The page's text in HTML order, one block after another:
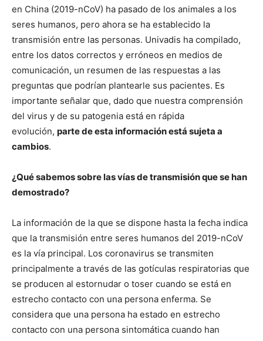
en China (2019-nCoV) ha pasado de los animales a los
seres humanos, pero ahora se ha establecido la
transmisión entre las personas. Univadis ha compilado,
entre los datos correctos y erróneos en medios de
comunicación, un resumen de las respuestas a las
preguntas que podrían plantearle sus pacientes. Es
importante señalar que, dado que nuestra comprensión
del virus y de su patogenia está en rápida
evolución, parte de esta información está sujeta a
cambios.
¿Qué sabemos sobre las vías de transmisión que se han
demostrado?
La información de la que se dispone hasta la fecha indica
que la transmisión entre seres humanos del 2019-nCoV
es la vía principal. Los coronavirus se transmiten
principalmente a través de las gotículas respiratorias que
se producen al estornudar o toser cuando se está en
estrecho contacto con una persona enferma. Se
considera que una persona ha estado en estrecho
contacto con una persona sintomática cuando han